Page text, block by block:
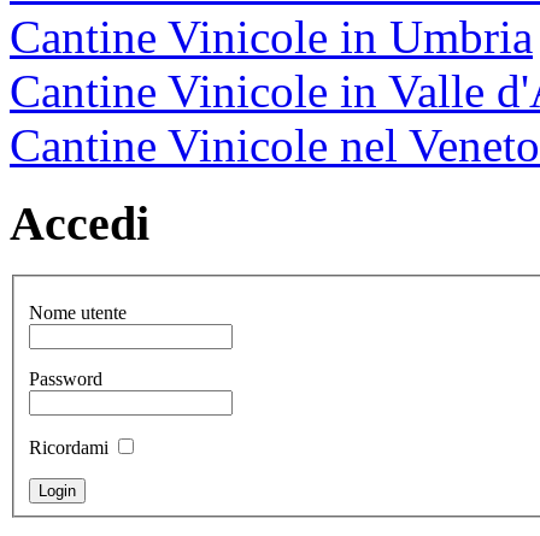
Cantine Vinicole in Umbria
Cantine Vinicole in Valle
Cantine Vinicole nel Veneto
Accedi
Nome utente
Password
Ricordami